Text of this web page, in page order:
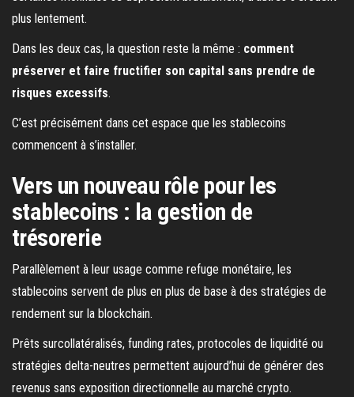
plus lentement.
Dans les deux cas, la question reste la même : comment
préserver et faire fructifier son capital sans prendre de
risques excessifs.
C’est précisément dans cet espace que les stablecoins
commencent à s’installer.
Vers un nouveau rôle pour les
stablecoins : la gestion de
trésorerie
Parallèlement à leur usage comme refuge monétaire, les
stablecoins servent de plus en plus de base à des stratégies de
rendement sur la blockchain.
Prêts surcollatéralisés, funding rates, protocoles de liquidité ou
stratégies delta-neutres permettent aujourd’hui de générer des
revenus sans exposition directionnelle au marché crypto.